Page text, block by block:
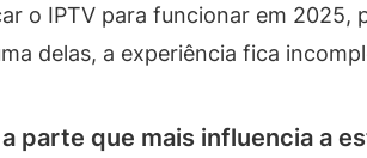
o IPTV para funcionar em
delas, a experiência fica
parte que mais influencia a